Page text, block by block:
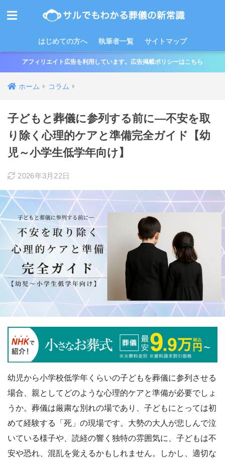
はじめての方へ 執筆者一覧 サイトマップ
アフィリエイト広告を利用しています。広告掲載ポリシーはこちら
ホーム コラム
子どもと葬儀に参列する前に―不安を取
り除く心理的ケアと準備完全ガイド【幼
児～小学生低学年向け】
2026年3月22日
幼児から小学校低学年くらいの子どもを葬儀に参列させる
場合、親としてどのような心理的ケアと準備が必要でしょ
うか。葬儀は厳粛な別れの場であり、子どもにとっては初
めて経験する「死」の現場です。大勢の大人が悲しんで泣
いている様子や、読経の響く独特の雰囲気に、子どもは不
安や恐れ、混乱を覚えるかもしれません。しかし、適切な